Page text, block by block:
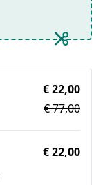
€ 22,00
€ 77,00
€ 22,00